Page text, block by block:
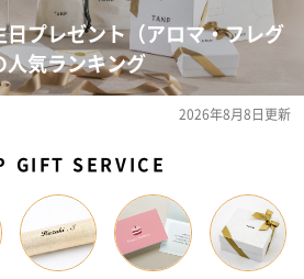
プレゼント（アロマ・フレグ
気ランキング
2026年8月8日更新
GIFT SERVICE